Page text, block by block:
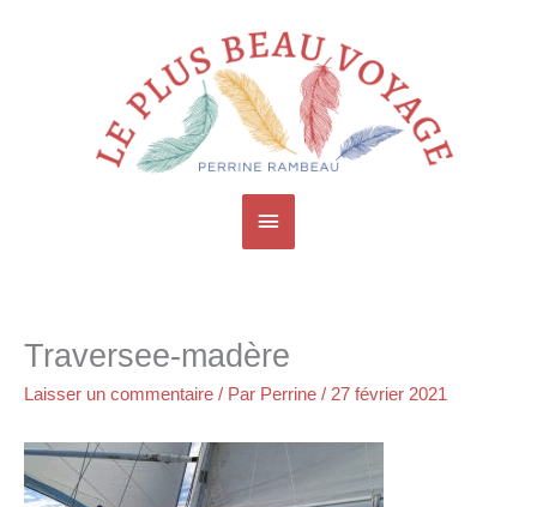
Menu
principal
Traversee-madère
Laisser un commentaire / Par Perrine / 27 février 2021